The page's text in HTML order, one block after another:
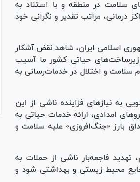
سلامت در منطقه و با استناد به
مراتب تقدیر و نگرانی خود
اسلامی ایران، شاهد نقض آشکار
زیرساخت‌های حیاتی کشور ما آسیب
سلامت و اختلال در خدمات‌رسانی به
به نیاز‌های فزاینده ناشی از این
امدادی، ارائه خدمات حیاتی به
بارز «جنگ‌افروزی» علیه سلامت و
فاجعه‌بار ناشی از حملات به
محیط زیستی و بهداشتی شود و